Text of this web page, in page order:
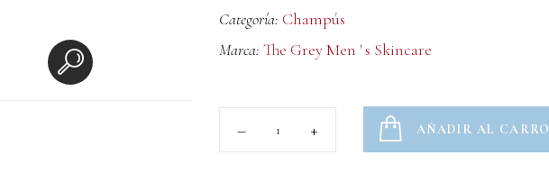
Categoría: Champús
Marca: The Grey Men ' s Skincare
AÑADIR AL CARRO